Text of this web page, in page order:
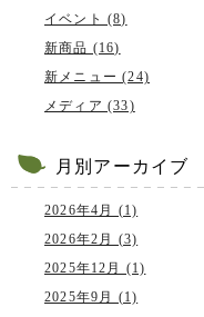
イベント (8)
新商品 (16)
新メニュー (24)
メディア (33)
月別アーカイブ
2026年4月 (1)
2026年2月 (3)
2025年12月 (1)
2025年9月 (1)